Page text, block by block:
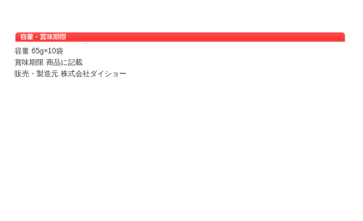
容量 65g×10袋
賞味期限 商品に記載
販売・製造元 株式会社ダイショー